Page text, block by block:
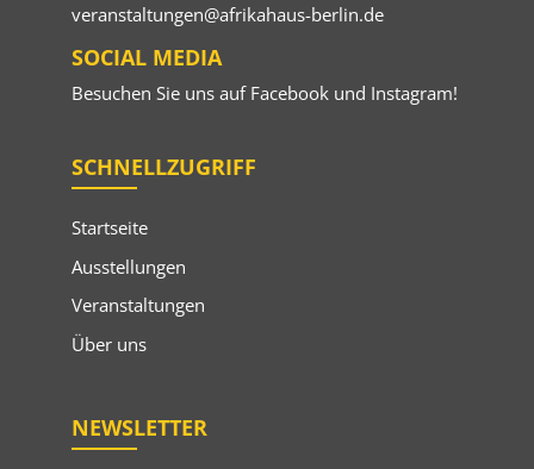
veranstaltungen@afrikahaus-berlin.de
SOCIAL MEDIA
Besuchen Sie uns auf Facebookund Instagram!
SCHNELLZUGRIFF
Startseite
Ausstellungen
Veranstaltungen
Über uns
NEWSLETTER